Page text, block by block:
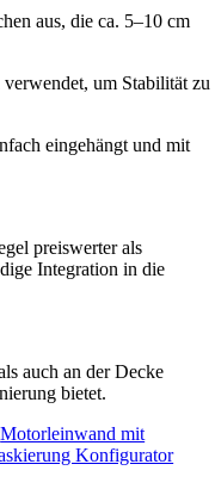
aus, die ca. 5–10 cm
um Stabilität zu
eingehängt und mit
preiswerter als
Integration in die
auch an der Decke
bietet.